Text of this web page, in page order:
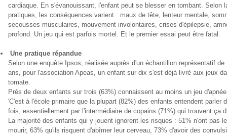
cardiaque. En s'évanouissant, l'enfant peut se blesser en tombant. Selon
pratiques, les conséquences varient : maux de tête, lenteur mentale,
secousses musculaires, mouvement involontaires, crises d'épilepsie,
profond. Un jeu qui est parfois mortel. Et le premier essai peut être fatal.
Une pratique répandue
Selon une enquête Ipsos, réalisée auprès d'un échantillon représentatif
ans, pour l'association Apeas, un enfant sur dix s'est déjà livré aux jeux
tomate.
Près de deux enfants sur trois (63%) connaissent au moins un jeu
'C'est à l'école primaire que la plupart (82%) des enfants entendent parler
fois, essentiellement par l'intermédiaire de copains (71%) qui trouvent ça
La majorité des enfants qui y jouent ignorent les risques : 51% n'ont pas
mourir, 63% qu'ils risquent d'abîmer leur cerveau, 73% d'avoir des